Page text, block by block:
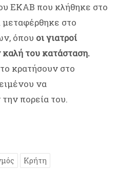
ΕΚΑΒ που κλήθηκε στο
μεταφέρθηκε στο
όπου οι γιατροί
του κατάσταση.
κρατήσουν στο
να
πορεία του.
Κρήτη